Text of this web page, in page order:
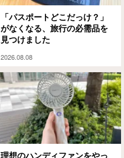
「パスポートどこだっけ？」
がなくなる、旅行の必需品を
見つけました
2026.08.08
理想のハンディファンをやっ